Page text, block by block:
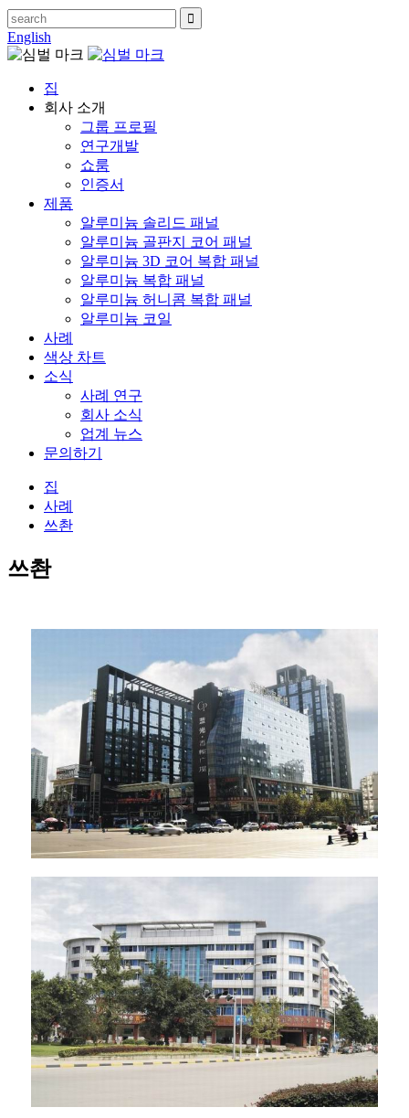
English
집
회사 소개
그룹 프로필
연구개발
쇼룸
인증서
제품
알루미늄 솔리드 패널
알루미늄 골판지 코어 패널
알루미늄 3D 코어 복합 패널
알루미늄 복합 패널
알루미늄 허니콤 복합 패널
알루미늄 코일
사례
색상 차트
소식
사례 연구
회사 소식
업계 뉴스
문의하기
집
사례
쓰촨
쓰촨